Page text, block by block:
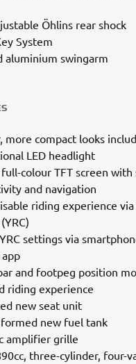
Öhlins rear shock
System
aluminium swingarm
more compact looks
LED headlight
colour TFT screen
and navigation
riding experience via
settings via
and footpeg position
riding experience
new seat unit
formed new fuel tank
amplifier grille
three-cylinder, four-